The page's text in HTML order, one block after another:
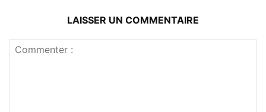
LAISSER UN COMMENTAIRE